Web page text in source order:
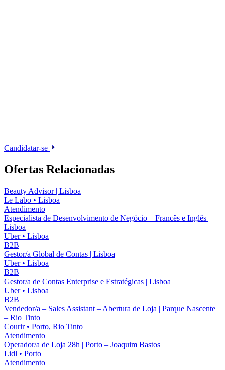
Candidatar-se
Ofertas Relacionadas
Beauty Advisor | Lisboa
Le Labo • Lisboa
Atendimento
Especialista de Desenvolvimento de Negócio – Francês e Inglês |
Lisboa
Uber • Lisboa
B2B
Gestor/a Global de Contas | Lisboa
Uber • Lisboa
B2B
Gestor/a de Contas Enterprise e Estratégicas | Lisboa
Uber • Lisboa
B2B
Vendedor/a – Sales Assistant – Abertura de Loja | Parque Nascente
– Rio Tinto
Courir • Porto, Rio Tinto
Atendimento
Operador/a de Loja 28h | Porto – Joaquim Bastos
Lidl • Porto
Atendimento